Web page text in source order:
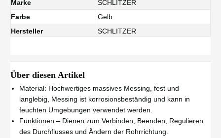
Marke
SCHLITZER
Farbe
Gelb
Hersteller
SCHLITZER
Über diesen Artikel
Material: Hochwertiges massives Messing, fest und
langlebig, Messing ist korrosionsbeständig und kann in
feuchten Umgebungen verwendet werden.
Funktionen – Dienen zum Verbinden, Beenden, Regulieren
des Durchflusses und Ändern der Rohrrichtung.